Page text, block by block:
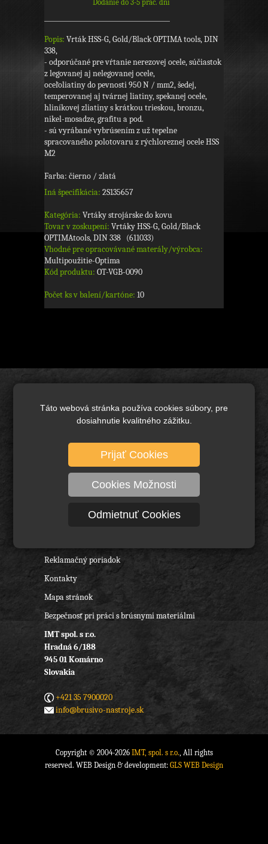
Táto webová stránka používa cookies súbory, pre
dosiahnutie kvalitného zážitku.
Prijať Cookies
Cookies Možnosti
Odmietnuť Cookies
Dodanie do 3-5 prac. dní
Popis: Vrták HSS-G, Gold/Black OPTIMA tools, DIN
338,
- odporúčané pre vŕtanie nerezovej ocele, súčiastok
z legovanej aj nelegovanej ocele,
oceľoliatiny do pevnosti 950 N / mm2, šedej,
temperovanej aj tvárnej liatiny, spekanej ocele,
hliníkovej zliatiny s krátkou trieskou, bronzu,
nikel-mosadze, grafitu a pod.
- sú vyrábané vybrúsením z už tepelne
spracovaného polotovaru z rýchloreznej ocele HSS
M2
Farba: čierno / zlatá
Iná špecifikácia: 2S135657
Kategória: Vrtáky strojárske do kovu
Tovar v zoskupení: Vrtáky HSS-G, Gold/Black
OPTIMAtools, DIN 338 (611033)
Vhodné pre opracovávané materály/výrobca:
Multipoužitie-Optima
Kód produktu: OT-VGB-0090
Počet ks v balení/kartóne: 10
Brusivo základné
Diamantové brusivo
Technické kefy a pílové kotúče
Rezné nástroje, vrtáky a frézy
Reklamačný poriadok
Kontakty
Mapa stránok
Bezpečnosť pri práci s brúsnymi materiálmi
IMT spol. s r.o.
Hradná 6/188
945 01 Komárno
Slovakia
+421 35 7900020
info@brusivo-nastroje.sk
Copyright © 2004-2026 IMT, spol. s r.o., All rights
reserved. WEB Design & development: GLS WEB Design